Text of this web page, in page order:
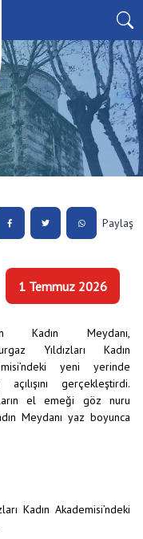
Paylaş
1 Temmuz 2026
Kadın Meydanı,
Yıldızları Kadın
yeni yerinde
açılışını gerçekleştirdi.
el emeği göz nuru
Meydanı yaz boyunca
Kadın Akademisi’ndeki